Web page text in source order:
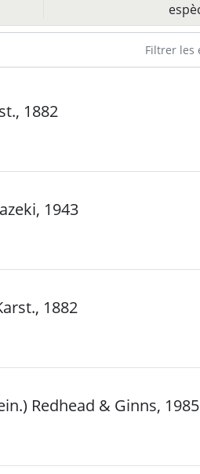
1882
1943
1882
Redhead & Ginns, 1985